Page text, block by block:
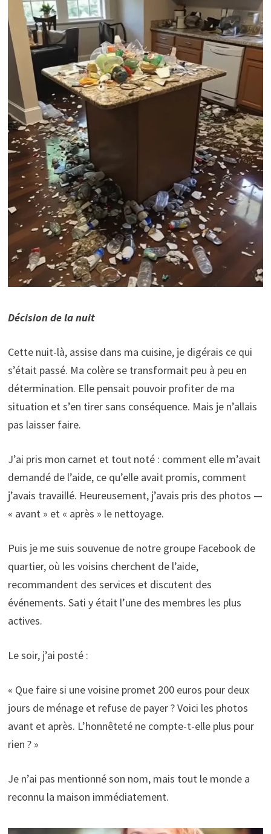
Décision de la nuit
Cette nuit-là, assise dans ma cuisine, je digérais ce qui
s’était passé. Ma colère se transformait peu à peu en
détermination. Elle pensait pouvoir profiter de ma
situation et s’en tirer sans conséquence. Mais je n’allais
pas laisser faire.
J’ai pris mon carnet et tout noté : comment elle m’avait
demandé de l’aide, ce qu’elle avait promis, comment
j’avais travaillé. Heureusement, j’avais pris des photos —
« avant » et « après » le nettoyage.
Puis je me suis souvenue de notre groupe Facebook de
quartier, où les voisins cherchent de l’aide,
recommandent des services et discutent des
événements. Sati y était l’une des membres les plus
actives.
Le soir, j’ai posté :
« Que faire si une voisine promet 200 euros pour deux
jours de ménage et refuse de payer ? Voici les photos
avant et après. L’honnêteté ne compte-t-elle plus pour
rien ? »
Je n’ai pas mentionné son nom, mais tout le monde a
reconnu la maison immédiatement.